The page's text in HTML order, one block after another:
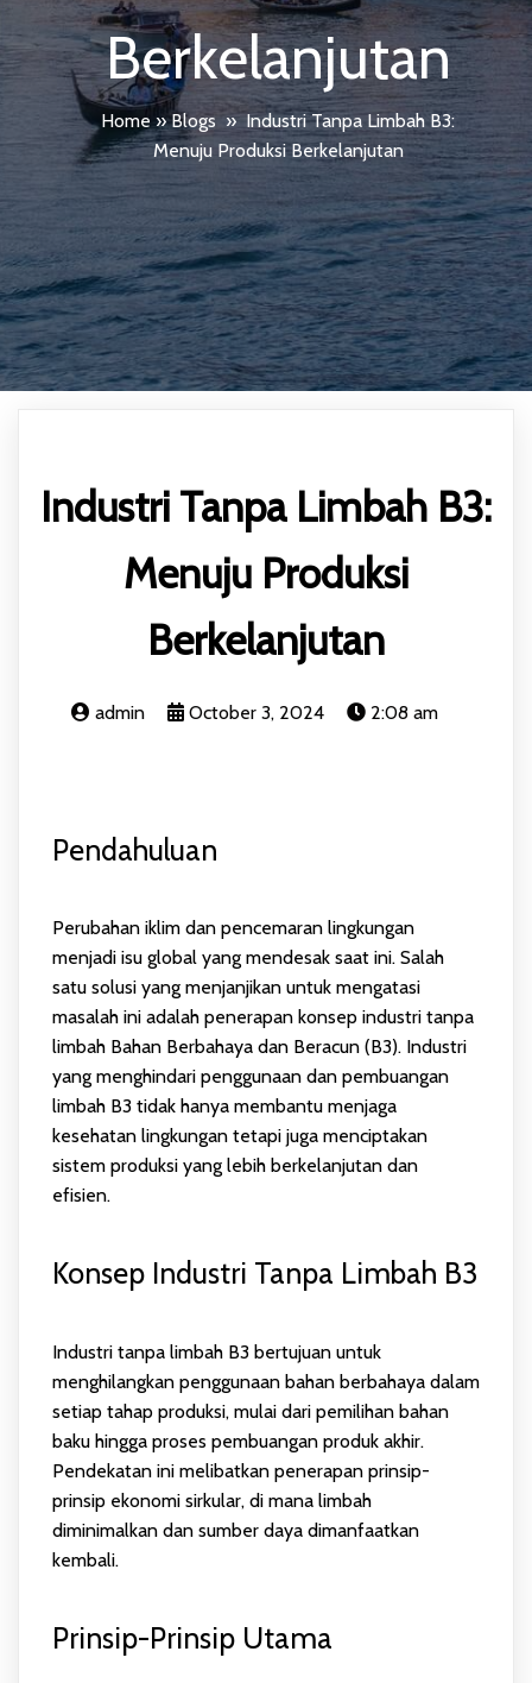
Berkelanjutan
Home »Blogs » Industri Tanpa Limbah B3:
Menuju Produksi Berkelanjutan
Industri Tanpa Limbah B3:
Menuju Produksi
Berkelanjutan
admin October 3, 2024 2:08 am
Pendahuluan
Perubahan iklim dan pencemaran lingkungan
menjadi isu global yang mendesak saat ini. Salah
satu solusi yang menjanjikan untuk mengatasi
masalah ini adalah penerapan konsep industri tanpa
limbah Bahan Berbahaya dan Beracun (B3). Industri
yang menghindari penggunaan dan pembuangan
limbah B3 tidak hanya membantu menjaga
kesehatan lingkungan tetapi juga menciptakan
sistem produksi yang lebih berkelanjutan dan
efisien.
Konsep Industri Tanpa Limbah B3
Industri tanpa limbah B3 bertujuan untuk
menghilangkan penggunaan bahan berbahaya dalam
setiap tahap produksi, mulai dari pemilihan bahan
baku hingga proses pembuangan produk akhir.
Pendekatan ini melibatkan penerapan prinsip-
prinsip ekonomi sirkular, di mana limbah
diminimalkan dan sumber daya dimanfaatkan
kembali.
Prinsip-Prinsip Utama